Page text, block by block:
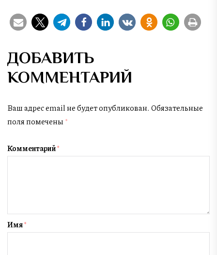
ДОБАВИТЬ
КОММЕНТАРИЙ
Ваш адрес email не будет опубликован. Обязательные
поля помечены *
Комментарий*
Имя*